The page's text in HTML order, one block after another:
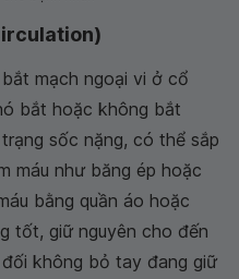
mạch ngoại vi ở cổ
bắt hoặc không bắt
sốc nặng, có thể sắp
máu như băng ép hoặc
bằng quần áo hoặc
tốt, giữ nguyên cho đến
không bỏ tay đang giữ